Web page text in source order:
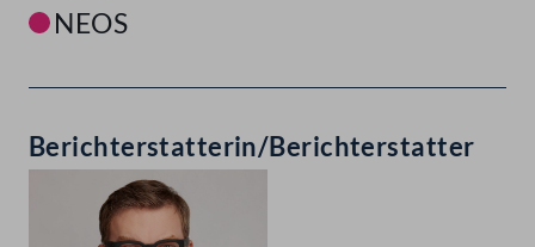
NEOS
Berichterstatterin/Berichterstatter